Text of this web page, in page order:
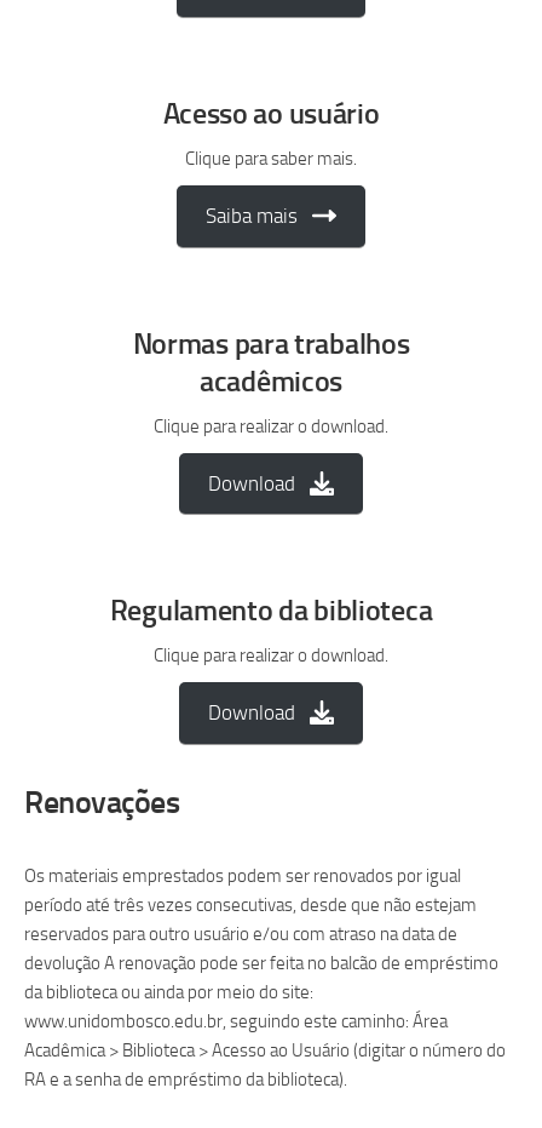
Acesso ao usuário
Clique para saber mais.
Saiba mais
Normas para trabalhos
acadêmicos
Clique para realizar o download.
Download
Regulamento da biblioteca
Clique para realizar o download.
Download
Renovações
Os materiais emprestados podem ser renovados por igual
período até três vezes consecutivas, desde que não estejam
reservados para outro usuário e/ou com atraso na data de
devolução A renovação pode ser feita no balcão de empréstimo
da biblioteca ou ainda por meio do site:
www.unidombosco.edu.br, seguindo este caminho: Área
Acadêmica > Biblioteca > Acesso ao Usuário (digitar o número do
RA e a senha de empréstimo da biblioteca).